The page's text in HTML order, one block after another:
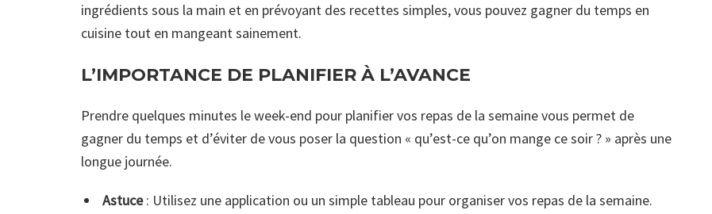
ingrédients sous la main et en prévoyant des recettes simples, vous pouvez gagner du temps en
cuisine tout en mangeant sainement.
L’IMPORTANCE DE PLANIFIER À L’AVANCE
Prendre quelques minutes le week-end pour planifier vos repas de la semaine vous permet de
gagner du temps et d’éviter de vous poser la question « qu’est-ce qu’on mange ce soir ? » après une
longue journée.
Astuce: Utilisez une application ou un simple tableau pour organiser vos repas de la semaine.